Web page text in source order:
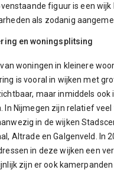
figuur is een
als zodanig
en woningsplitsing
woningen in kleinere
is vooral in wijken met
maar inmiddels ook
In Nijmegen zijn relatief
in de wijken
Altrade en Galgenveld. In
in deze wijken een
zijn er ook